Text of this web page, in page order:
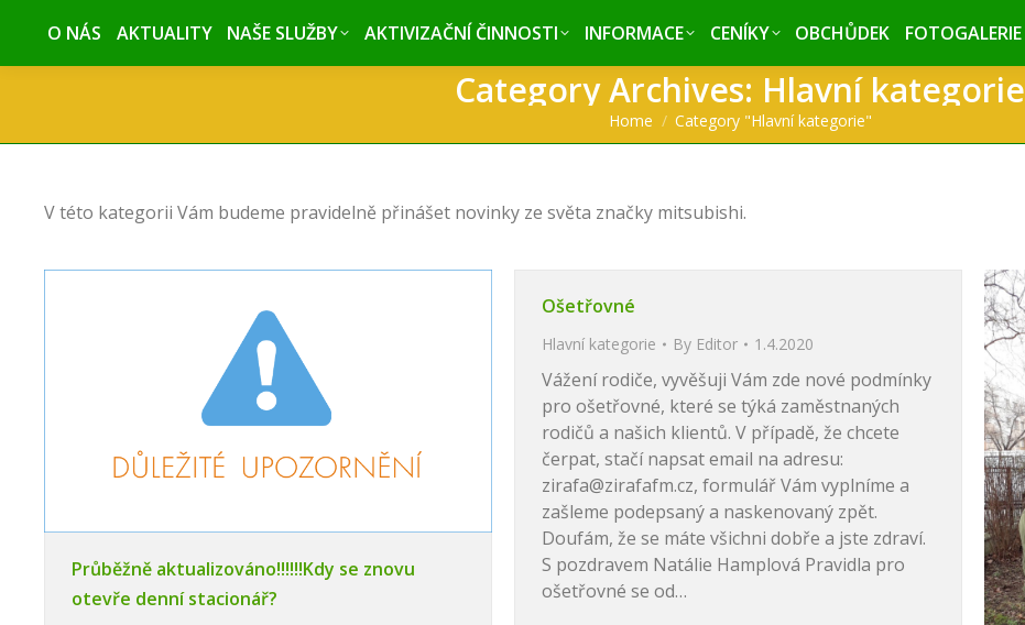
O NÁS AKTUALITY NAŠE SLUŽBY AKTIVIZAČNÍ ČINNOSTI INFORMACE CENÍKY OBCHŮDEK FOTOGALERIE
Category Archives: Hlavní kategorie
You are here:
Home Category "Hlavní kategorie"
V této kategorii Vám budeme pravidelně přinášet novinky ze světa značky mitsubishi.
Průběžně aktualizováno!!!!!!Kdy se znovu
otevře denní stacionář?
Ošetřovné
Hlavní kategorie By Editor 1.4.2020
Vážení rodiče, vyvěšuji Vám zde nové podmínky
pro ošetřovné, které se týká zaměstnaných
rodičů a našich klientů. V případě, že chcete
čerpat, stačí napsat email na adresu:
zirafa@zirafafm.cz, formulář Vám vyplníme a
zašleme podepsaný a naskenovaný zpět.
Doufám, že se máte všichni dobře a jste zdraví.
S pozdravem Natálie Hamplová Pravidla pro
ošetřovné se od…
O NÁS AKTUALITY NAŠE SLUŽBY AKTIVIZAČNÍ ČINNOSTI INFORMACE CENÍKY OBCHŮDEK FOTOGALERIE